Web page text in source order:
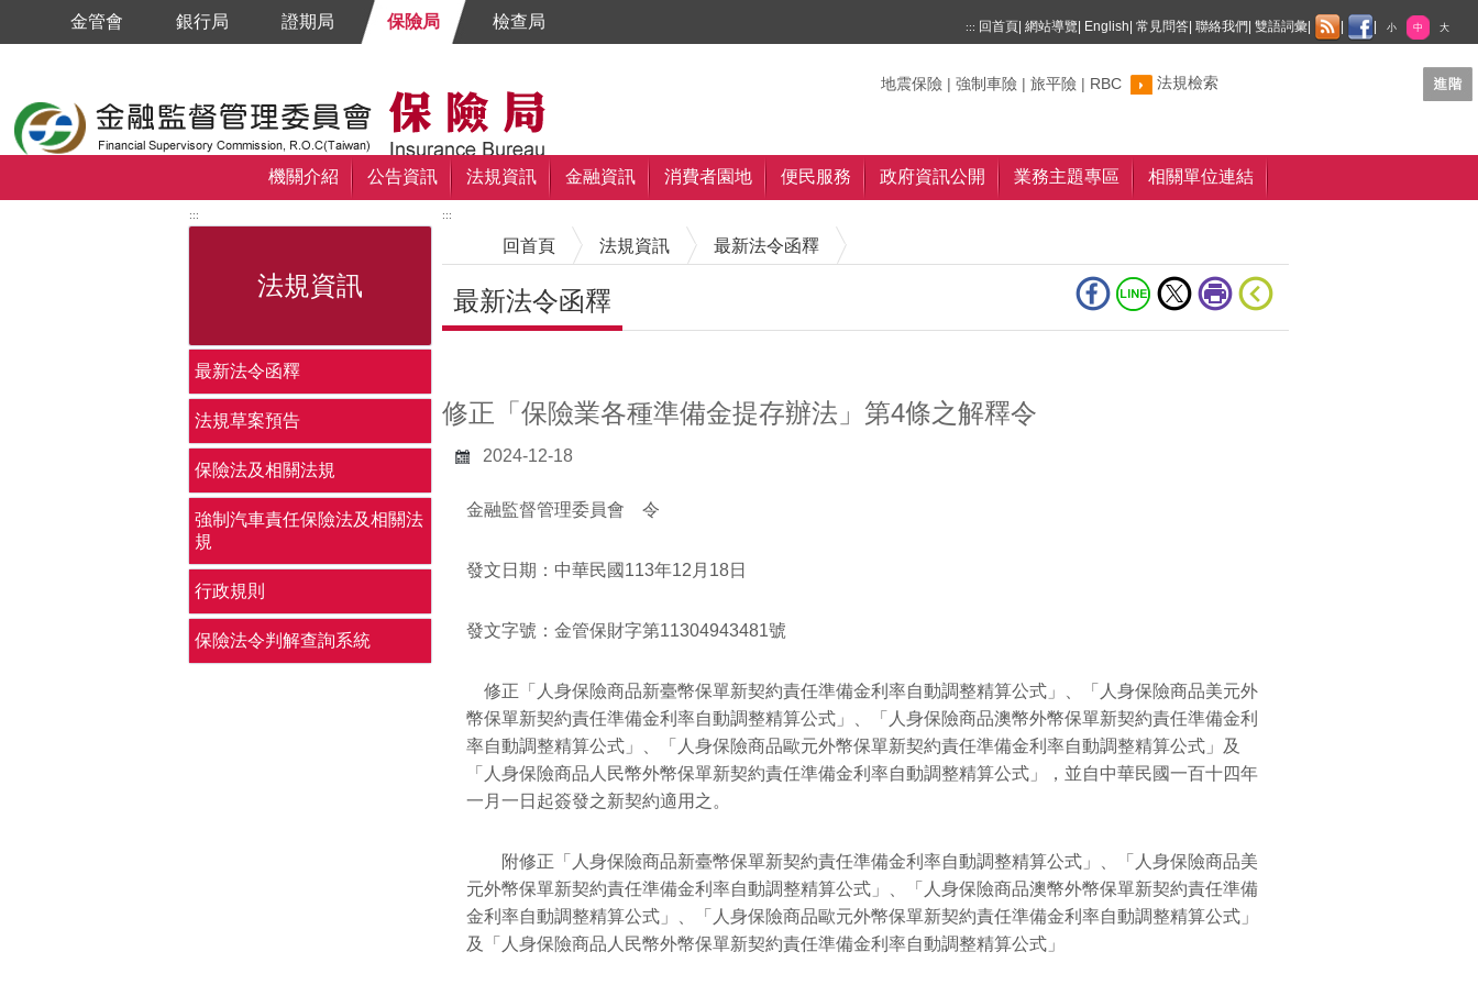
跳到主要內容區塊
金管會 銀行局 證期局 保險局 檢查局 ::: 回首頁 網站導覽 English 常見問答 聯絡我們 雙語詞彙 小 中 大
搜尋
搜尋
關鍵字
地震保險 強制車險 旅平險 RBC 法規檢索
機關介紹 公告資訊 法規資訊 金融資訊 消費者園地 便民服務 政府資訊公開 業務主題專區 相關單位連結
:::
法規資訊
最新法令函釋
法規草案預告
保險法及相關法規
強制汽車責任保險法及相關法
規
行政規則
保險法令判解查詢系統
:::
回首頁 法規資訊 最新法令函釋
最新法令函釋
修正「保險業各種準備金提存辦法」第4條之解釋令
2024-12-18
金融監督管理委員會 令
發文日期：中華民國113年12月18日
發文字號：金管保財字第11304943481號
修正「人身保險商品新臺幣保單新契約責任準備金利率自動調整精算公式」、「人身保險商品美元外
幣保單新契約責任準備金利率自動調整精算公式」、「人身保險商品澳幣外幣保單新契約責任準備金利
率自動調整精算公式」、「人身保險商品歐元外幣保單新契約責任準備金利率自動調整精算公式」及
「人身保險商品人民幣外幣保單新契約責任準備金利率自動調整精算公式」，並自中華民國一百十四年
一月一日起簽發之新契約適用之。
附修正「人身保險商品新臺幣保單新契約責任準備金利率自動調整精算公式」、「人身保險商品美
元外幣保單新契約責任準備金利率自動調整精算公式」、「人身保險商品澳幣外幣保單新契約責任準備
金利率自動調整精算公式」、「人身保險商品歐元外幣保單新契約責任準備金利率自動調整精算公式」
及「人身保險商品人民幣外幣保單新契約責任準備金利率自動調整精算公式」